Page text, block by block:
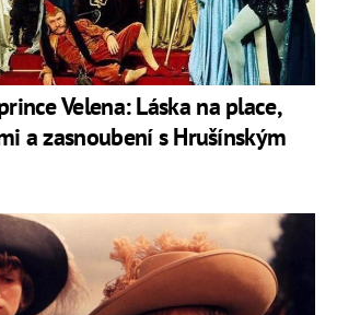
Velena: Láska na place,
a zasnoubení s Hrušínským